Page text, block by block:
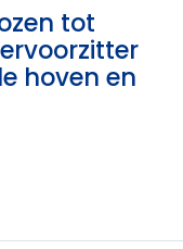
tot
hoven en